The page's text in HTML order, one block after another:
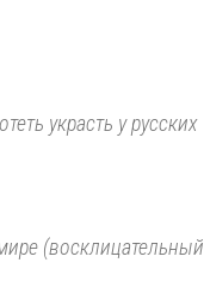
украсть у русских
(восклицательный